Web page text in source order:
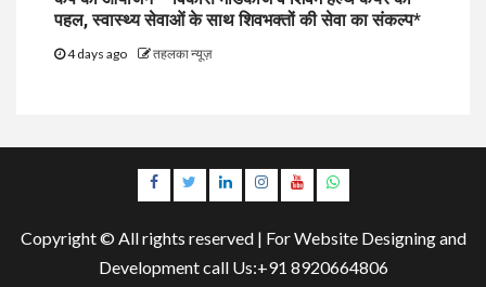
पहल, स्वास्थ्य सेवाओं के साथ शिवभक्तों की सेवा का संकल्प*
4 days ago तहलका न्यूज़
Facebook
Twitter
Linkedin
Instagram
Youtube
Whatsapp
Copyright © All rights reserved | For Website Designing and
Development call Us:+91 8920664806